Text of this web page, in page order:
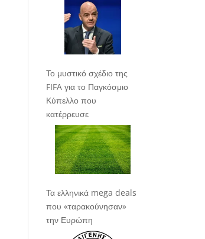
Το μυστικό σχέδιο της
FIFA για το Παγκόσμιο
Κύπελλο που
κατέρρευσε
Τα ελληνικά mega deals
που «ταρακούνησαν»
την Ευρώπη